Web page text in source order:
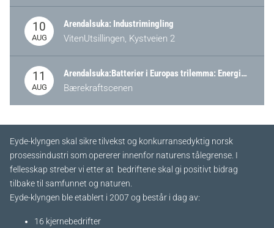
10
AUG
Arendalsuka: Industrimingling
VitenUtsillingen, Kystveien 2
11
AUG
Arendalsuka:Batterier i Europas trilemma: Energisikkerhet, konkurransekraft og bærekraft (Battery Norway-arrangement)
Bærekraftscenen
Eyde-klyngen skal sikre tilvekst og konkurransedyktig norsk
prosessindustri som opererer innenfor naturens tålegrense. I
fellesskap streber vi etter at bedriftene skal gi positivt bidrag
tilbake til samfunnet og naturen.
Eyde-klyngen ble etablert i 2007 og består i dag av:
16 kjernebedrifter​